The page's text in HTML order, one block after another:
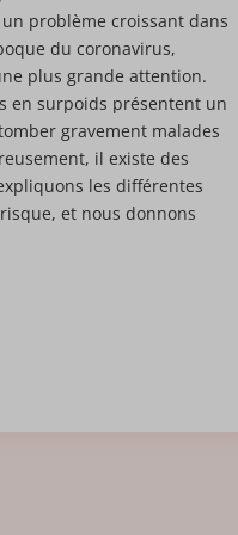
Tout s’est passé
difficile. Comme si
séjour de deux
commencé et j’ai
des aliments
goût. Je n’ai souffert
souffert.
Je suis maintenant
m’encouragent
tellement de bien
Bref, je le conseille
un problème croissant dans
du coronavirus,
plus grande attention.
en surpoids présentent un
gravement malades
il existe des
les différentes
et nous donnons